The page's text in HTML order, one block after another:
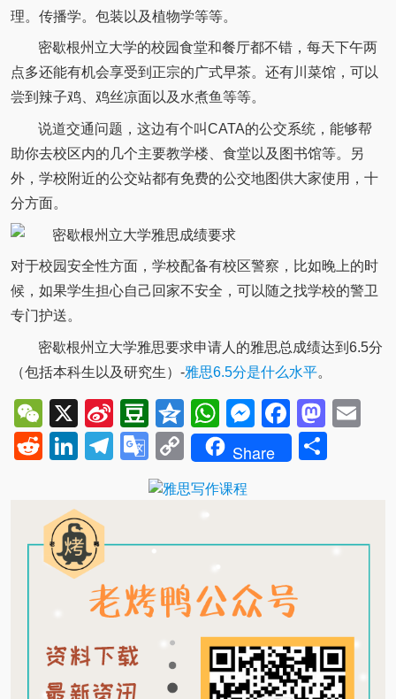
理。传播学。包装以及植物学等等。
密歇根州立大学的校园食堂和餐厅都不错，每天下午两
点多还能有机会享受到正宗的广式早茶。还有川菜馆，可以
尝到辣子鸡、鸡丝凉面以及水煮鱼等等。
说道交通问题，这边有个叫CATA的公交系统，能够帮
助你去校区内的几个主要教学楼、食堂以及图书馆等。另
外，学校附近的公交站都有免费的公交地图供大家使用，十
分方面。
对于校园安全性方面，学校配备有校区警察，比如晚上的时
候，如果学生担心自己回家不安全，可以随之找学校的警卫
专门护送。
密歇根州立大学雅思要求申请人的雅思总成绩达到6.5分
（包括本科生以及研究生）-雅思6.5分是什么水平。
WeChat
X
Sina
Weibo
Douban
QzoneWhatsApp
Messenger
RedditLinkedIn
Telegram
Google
Translate
Copy
Link
Share